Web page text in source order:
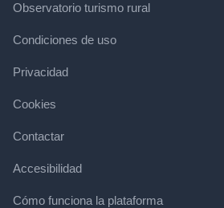
Observatorio turismo rural
Condiciones de uso
Privacidad
Cookies
Contactar
Accesibilidad
Cómo funciona la plataforma